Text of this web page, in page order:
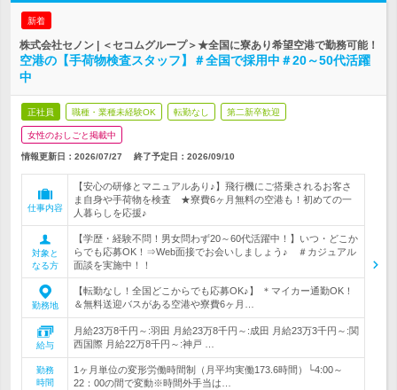
新着
株式会社セノン | ＜セコムグループ＞★全国に寮あり希望空港で勤務可能！
空港の【手荷物検査スタッフ】＃全国で採用中＃20～50代活躍
中
正社員 職種・業種未経験OK 転勤なし 第二新卒歓迎
女性のおしごと掲載中
情報更新日：2026/07/27 終了予定日： 2026/09/10
仕事内容
【安心の研修とマニュアルあり♪】飛行機にご搭乗されるお客さ
ま自身や手荷物を検査 ★寮費6ヶ月無料の空港も！初めての一
人暮らしを応援♪
対象と
なる方
【学歴・経験不問！男女問わず20～60代活躍中！】いつ・どこか
らでも応募OK！⇒Web面接でお会いしましょう♪ ＃カジュアル
面談を実施中！！
勤務地
【転勤なし！全国どこからでも応募OK♪】 ＊マイカー通勤OK！
＆無料送迎バスがある空港や寮費6ヶ月…
給与
月給23万8千円～:羽田 月給23万8千円～:成田 月給23万3千円～:関
西国際 月給22万8千円～:神戸 …
勤務
時間
1ヶ月単位の変形労働時間制（月平均実働173.6時間）└4:00～
22：00の間で変動※時間外手当は…